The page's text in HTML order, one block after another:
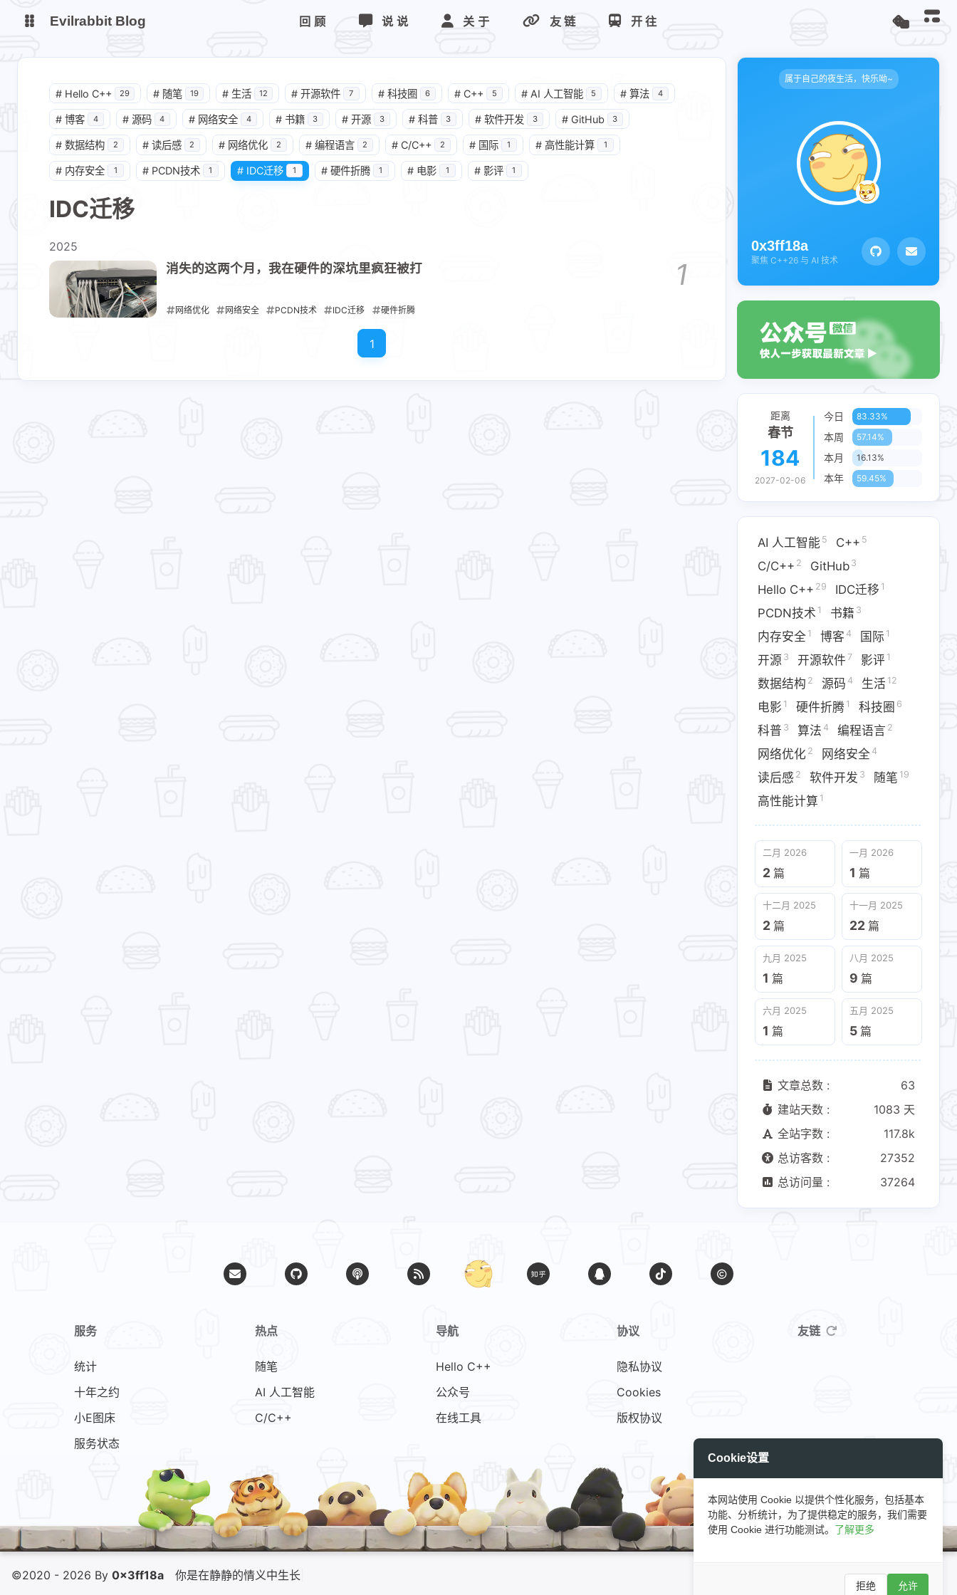
小E图床
Evilrabbit Blog 回顾 说说 关于 友链 开往
IDC迁移​
开源软件
软件开发3 随笔19
十一月 2025
22篇
五月 2025
5 篇
# Hello C++ 29 # 随笔 19 # 生活 12 # 开源软件 7 # 科技圈 6 # C++ 5 # AI 人工智能 5 # 算法 4
# 博客 4 # 源码 4 # 网络安全 4 # 书籍 3 # 开源 3 # 科普 3 # 软件开发 3 # GitHub 3
# 数据结构 2 # 读后感 2 # 网络优化​ 2 # 编程语言 2 # C/C++ 2 # 国际 1 # 高性能计算 1
# 内存安全 1 # PCDN技术​ 1 # IDC迁移​ 1 # 硬件折腾​ 1 # 电影 1 # 影评 1
IDC迁移​
2025
消失的这两个月，我在硬件的深坑里疯狂被打 1
网络优化​ 网络安全 PCDN技术​ IDC迁移​ 硬件折腾​
1
属于自己的夜生活，快乐呦~
0x3ff18a
聚焦 C++26 与 AI 技术
距离
春节
184
2027-02-06
今日 83.33%
本周 57.14%
本月 16.13%
本年 59.45%
AI 人工智能 5 C++ 5
C/C++ 2 GitHub 3
Hello C++ 29 IDC迁移​ 1
PCDN技术​ 1 书籍 3
内存安全 1 博客 4 国际 1
开源 3 开源软件 7 影评 1
数据结构 2 源码 4 生活 12
电影 1 硬件折腾​ 1 科技圈 6
科普 3 算法 4 编程语言 2
网络优化​ 2 网络安全 4
读后感 2 软件开发 3 随笔 19
高性能计算 1
二月 2026
2 篇
一月 2026
1 篇
十二月 2025
2 篇
十一月 2025
22 篇
九月 2025
1 篇
八月 2025
9 篇
六月 2025
1 篇
五月 2025
5 篇
文章总数 :
63
建站天数 :
1083 天
全站字数 :
117.8k
总访客数 :
27352
总访问量 :
37264
服务
统计
十年之约
小E图床
服务状态
热点
随笔
AI 人工智能
C/C++
导航
Hello C++
公众号
在线工具
协议
隐私协议
Cookies
版权协议
友链
©2020 - 2026 By 0x3ff18a 你是在静静的| GitHub 小E图床
Cookie设置
本网站使用 Cookie 以提供个性化服务，包括基本
功能、分析统计，为了提供稳定的服务，我们需要
使用 Cookie 进行功能测试。 了解更多
拒绝 允许